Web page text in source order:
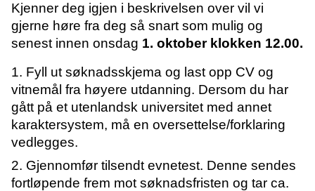
Kjenner deg igjen i beskrivelsen over vil vi
gjerne høre fra deg så snart som mulig og
senest innen onsdag 1. oktober klokken 12.00.
1. Fyll ut søknadsskjema og last opp CV og
vitnemål fra høyere utdanning. Dersom du har
gått på et utenlandsk universitet med annet
karaktersystem, må en oversettelse/forklaring
vedlegges.
2. Gjennomfør tilsendt evnetest. Denne sendes
fortløpende frem mot søknadsfristen og tar ca.